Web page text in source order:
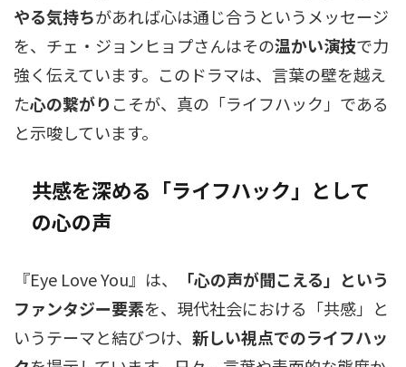
やる気持ちがあれば心は通じ合うというメッセージ
を、チェ・ジョンヒョプさんはその温かい演技で力
強く伝えています。このドラマは、言葉の壁を越え
た心の繋がり こそが、真の「ライフハック」である
と示唆しています。
共感を深める「ライフハック」として
の心の声
『Eye Love You』は、
「心の声が聞こえる」という
ファンタジー要素を、現代社会における「共感」と
いうテーマと結びつけ、 新しい視点でのライフハッ